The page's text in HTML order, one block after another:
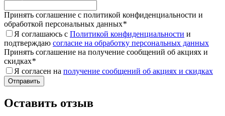
Принять соглашение с политикой конфиденциальности и
обработкой персональных данных*
Я соглашаюсь с Политикой конфиденциальности и
подтверждаю согласие на обработку персональных данных
Принять соглашение на получение сообщений об акциях и
скидках*
Я согласен на получение сообщений об акциях и скидках
Оставить отзыв